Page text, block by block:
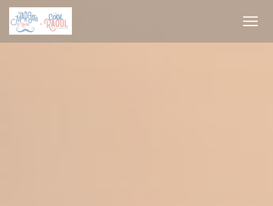
Personalización de sus opciones de cookies